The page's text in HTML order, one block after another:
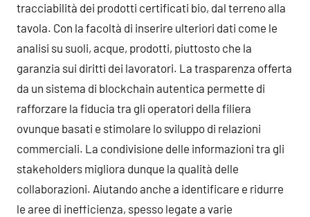
tracciabilità dei prodotti certificati bio, dal terreno alla
tavola. Con la facoltà di inserire ulteriori dati come le
analisi su suoli, acque, prodotti, piuttosto che la
garanzia sui diritti dei lavoratori. La trasparenza offerta
da un sistema di blockchain autentica permette di
rafforzare la fiducia tra gli operatori della filiera
ovunque basati e stimolare lo sviluppo di relazioni
commerciali. La condivisione delle informazioni tra gli
stakeholders migliora dunque la qualità delle
collaborazioni. Aiutando anche a identificare e ridurre
le aree di inefficienza, spesso legate a varie